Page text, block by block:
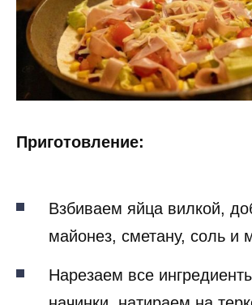
Приготовление:
Взбиваем яйца вилкой,
майонез, сметану, соль и
Нарезаем все